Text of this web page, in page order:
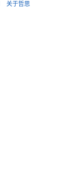
关于哲思